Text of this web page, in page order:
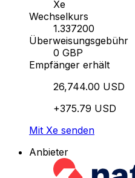
Xe
Wechselkurs
1.337200
Überweisungsgebühr
0 GBP
Empfänger erhält
26,744.00 USD
+375.79 USD
Mit Xe senden
Anbieter